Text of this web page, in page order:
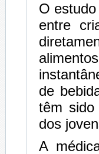
O
entre
de
têm sido
dos
A